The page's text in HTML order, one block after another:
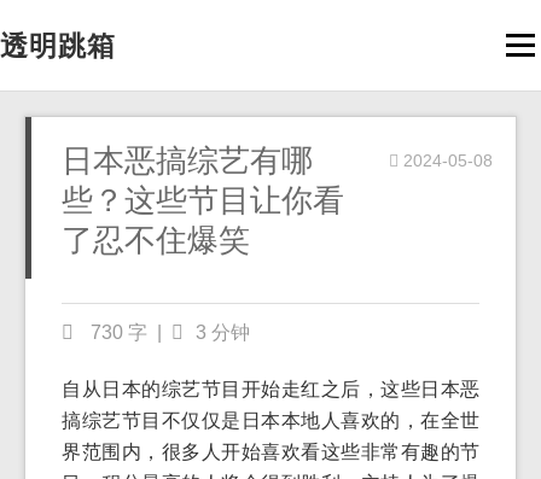
透明跳箱
日本恶搞综艺有哪
些？这些节目让你看
了忍不住爆笑
2024-05-08
730 字 3 分钟
自从日本的综艺节目开始走红之后，这些日本恶
搞综艺节目不仅仅是日本本地人喜欢的，在全世
界范围内，很多人开始喜欢看这些非常有趣的节